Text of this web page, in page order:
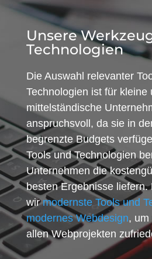
Unsere
Technologien
Die Auswahl relevanter
Technologien ist für kleine
mittelständische
anspruchsvoll, da sie in
begrenzte Budgets
Tools und Technologien
Unternehmen die
besten Ergebnisse liefern.
wirmodernste Tools und
modernes Webdesign, um
allen Webprojekten